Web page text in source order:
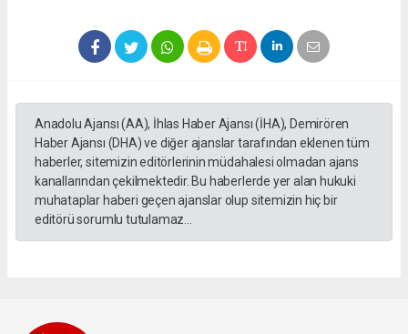
Anadolu Ajansı (AA), İhlas Haber Ajansı (İHA), Demirören
Haber Ajansı (DHA) ve diğer ajanslar tarafından eklenen tüm
haberler, sitemizin editörlerinin müdahalesi olmadan ajans
kanallarından çekilmektedir. Bu haberlerde yer alan hukuki
muhataplar haberi geçen ajanslar olup sitemizin hiç bir
editörü sorumlu tutulamaz...